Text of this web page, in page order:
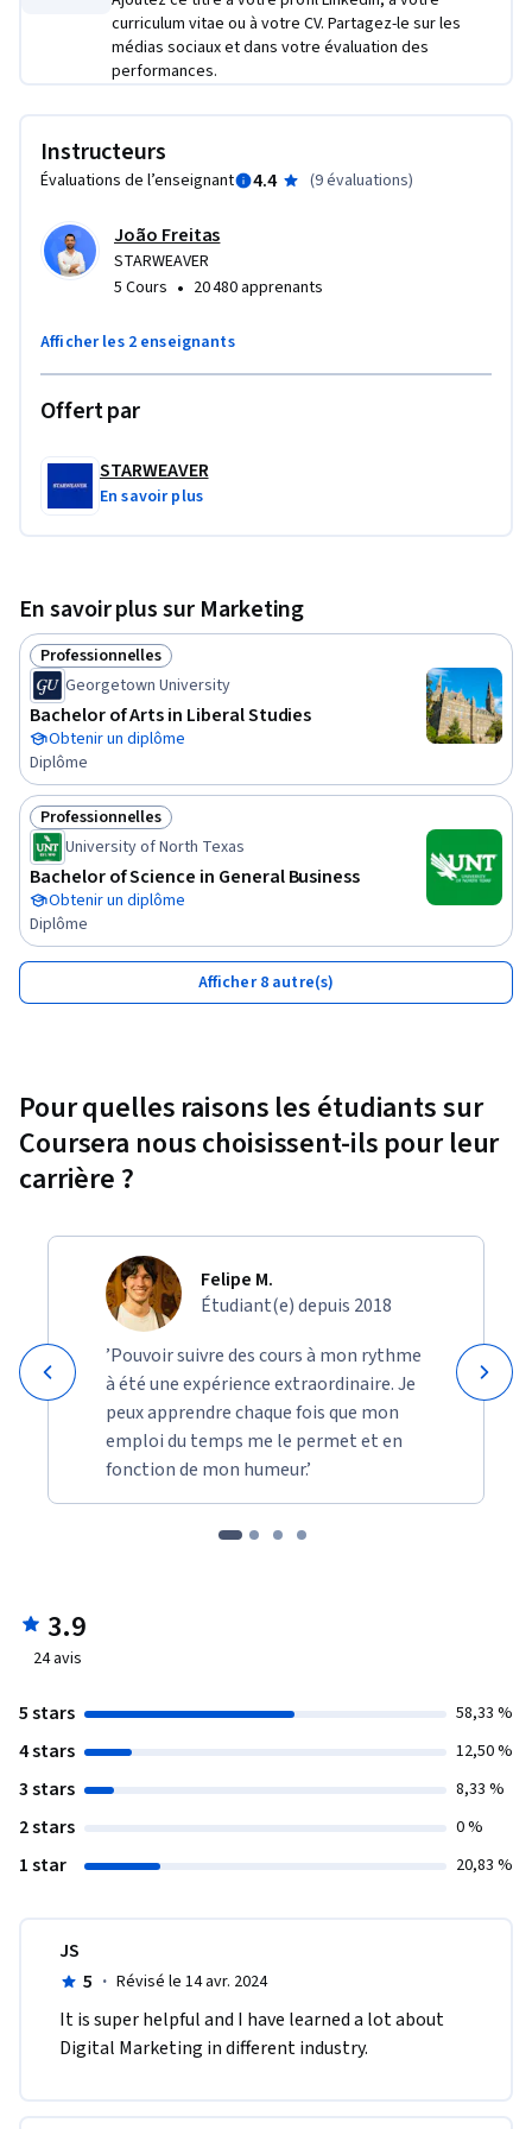
Whether you’re an aspiring hospitality marketer, hotel
manager, entrepreneur, hotel owner, or hospitality
course offers a practical and engaging introduction to
modern marketing for hotel industry success.
As for prerequisites, learners should possess basic computer
skills and be internet literate. Familiarity with popular social
media platforms like Facebook, Instagram, and Twitter is
marketing or social media is required to enroll in this course.
curriculum vitae ou à votre CV. Partagez-le sur les
médias sociaux et dans votre évaluation des
performances.
Instructeurs
Évaluations de l’enseignant 4.4 (9 évaluations)
João Freitas
STARWEAVER
5 Cours • 20 480 apprenants
Afficher les 2 enseignants
Offert par
STARWEAVER
En savoir plus
En savoir plus sur Marketing
Statut : Professionnelles
Professionnelles
Georgetown University
Bachelor of Arts in Liberal Studies
Obtenir un diplôme
Diplôme
Statut : Professionnelles
Professionnelles
University of North Texas
Bachelor of Science in General Business
Obtenir un diplôme
Diplôme
Afficher 8 autre(s)
Pour quelles raisons les étudiants sur
Coursera nous choisissent-ils pour leur
carrière ?
Felipe M.
Étudiant(e) depuis 2018
’Pouvoir suivre des cours à mon rythme
à été une expérience extraordinaire. Je
peux apprendre chaque fois que mon
emploi du temps me le permet et en
fonction de mon humeur.’
3.9
24avis
5 stars 58,33 %
4 stars 12,50 %
3 stars 8,33 %
2 stars 0 %
1 star 20,83 %
JS
5 · Révisé le 14 avr. 2024
It is super helpful and I have learned a lot about
Digital Marketing in different industry.